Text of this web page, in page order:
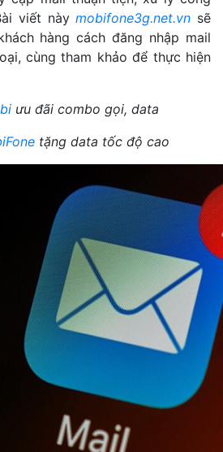
viết nàymobifone3g.net.vn sẽ
hàng cách đăng nhập mail
cùng tham khảo để thực hiện
ưu đãi combo gọi, data
tặng data tốc độ cao